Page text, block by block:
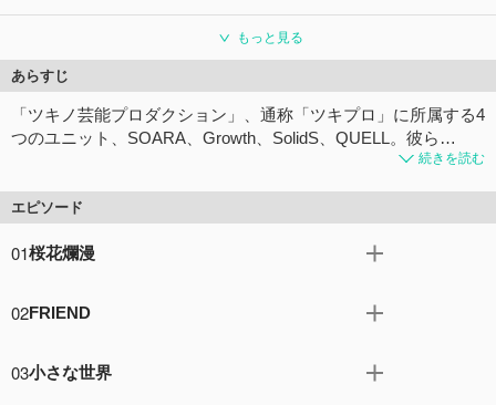
もっと見る
あらすじ
「ツキノ芸能プロダクション」、通称「ツキプロ」に所属する4
つのユニット、SOARA、Growth、SolidS、QUELL。彼ら…
続きを読む
エピソード
01桜花爛漫
SolidSだ」 ツキノ芸能プロダクションに所属する4組のユ
「SolidS（ソリッズ）」「QUELL（クヴェル）」。各ユニ
02FRIEND
る人が、友達がいるよ」 ツキプロライブに向けた密着ドキ
03小さな世界